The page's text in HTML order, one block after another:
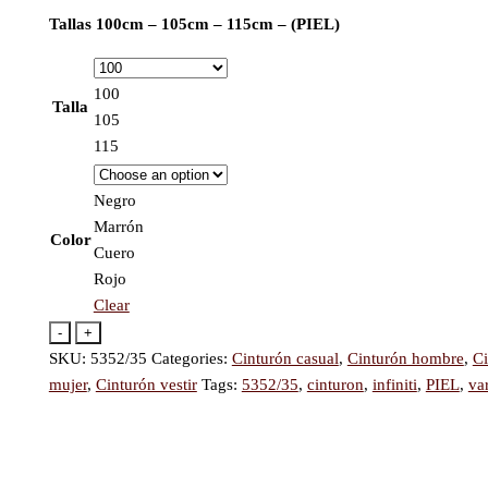
Tallas 100cm – 105cm – 115cm – (PIEL)
Talla
100
105
115
Color
Negro
Marrón
Cuero
Rojo
Clear
- +
SKU: 5352/35 Categories: Cinturón casual, Cinturón hombre,
mujer, Cinturón vestir Tags: 5352/35, cinturon, infiniti, PIEL,